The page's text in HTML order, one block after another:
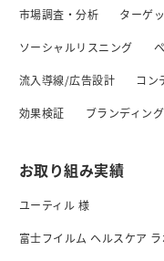
市場調査・分析 ターゲ
ソーシャルリスニング
流入導線/広告設計 コン
効果検証 ブランディン
お取り組み実績
ユーティル 様
富士フイルム ヘルスケア